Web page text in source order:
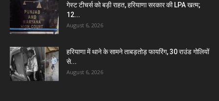
गेस्ट टीचर्स को बड़ी राहत, हरियाणा सरकार की LPA खत्म;
12...
August 6, 2026
हरियाणा में थाने के सामने ताबड़तोड़ फायरिंग, 30 राउंड गोलियों
से...
August 6, 2026